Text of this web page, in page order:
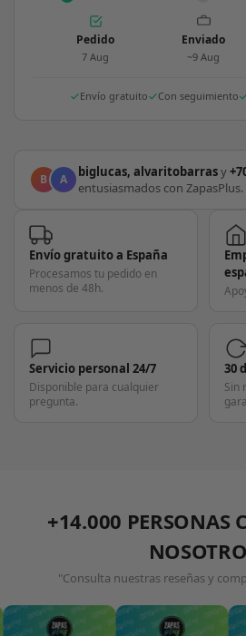
Pedido
7 Aug
Enviado
~9 Aug
Envío gratuito Con seguimiento
B A biglucas, alvaritobarrasy
entusiasmados con ZapasPlus.
Envío gratuito a España
Procesamos tu pedido en
menos de 48h.
Servicio personal 24/7
Disponible para cualquier
pregunta.
30
Sin
+14.000 PERSONAS
"Consulta nuestras reseñas y